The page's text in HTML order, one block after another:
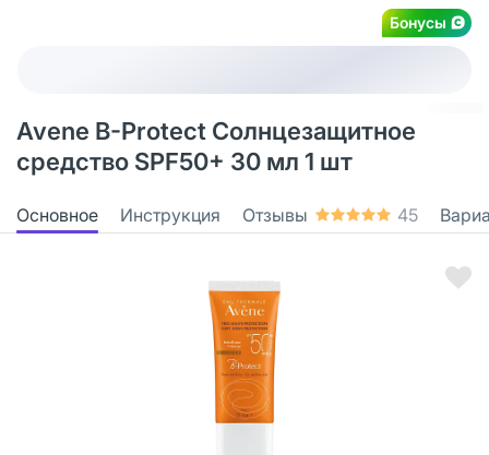
Бонусы
Avene B-Protect Солнцезащитное
средство SPF50+ 30 мл 1 шт
Основное Инструкция Отзывы 45